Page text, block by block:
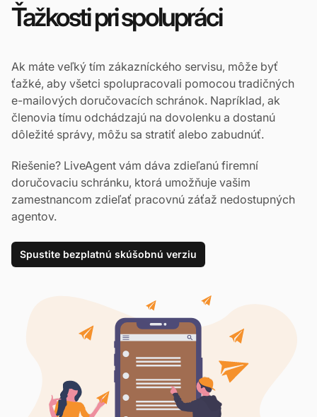
Ťažkosti pri spolupráci
Ak máte veľký tím zákazníckého servisu, môže byť
ťažké, aby všetci spolupracovali pomocou tradičných
e-mailových doručovacích schránok. Napríklad, ak
členovia tímu odchádzajú na dovolenku a dostanú
dôležité správy, môžu sa stratiť alebo zabudnúť.
Riešenie? LiveAgent vám dáva zdieľanú firemní
doručovaciu schránku, ktorá umožňuje vašim
zamestnancom zdieľať pracovnú záťaž nedostupných
agentov.
Spustite bezplatnú skúšobnú verziu